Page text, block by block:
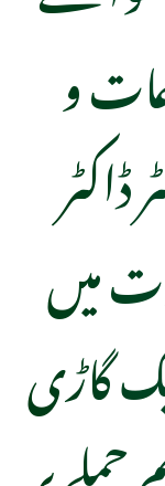
و
میں
گاڑی